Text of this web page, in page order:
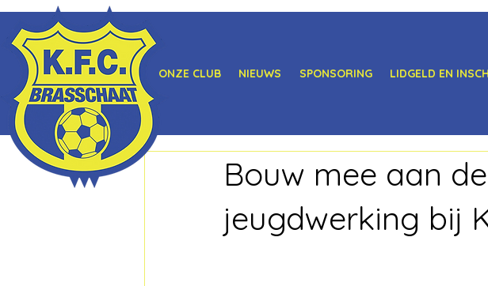
ONZE CLUB NIEUWS SPONSORING LIDGELD EN
Bouw mee aan
jeugdwerking bij